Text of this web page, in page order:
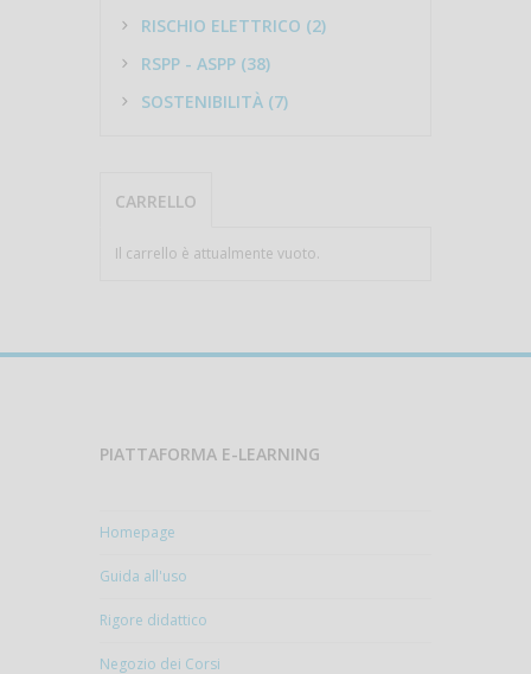
RISCHIO ELETTRICO (2)
RSPP - ASPP (38)
SOSTENIBILITÀ (7)
CARRELLO
Il carrello è attualmente vuoto.
PIATTAFORMA E-LEARNING
Homepage
Guida all'uso
Rigore didattico
Negozio dei Corsi